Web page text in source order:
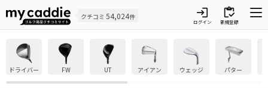
クチコミ 54,024件 login
ログイン
inventory
新規登録
ドライバー FW UT アイアン ウェッジ パター